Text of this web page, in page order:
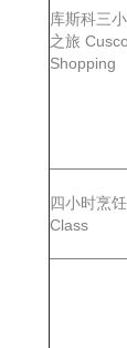
库斯科三
之旅
Shopping
四小时烹
Class